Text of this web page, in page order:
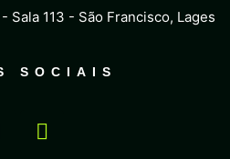
Sala 113 - São Francisco, Lages
SOCIAIS